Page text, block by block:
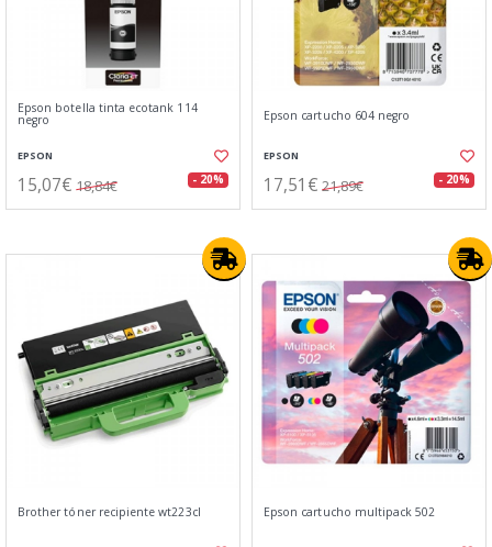
Epson botella tinta ecotank 114
negro
EPSON
15,07€ 18,84€ - 20%
Epson cartucho 604 negro
EPSON
17,51€ 21,89€ - 20%
Brother tóner recipiente wt223cl Epson cartucho multipack 502